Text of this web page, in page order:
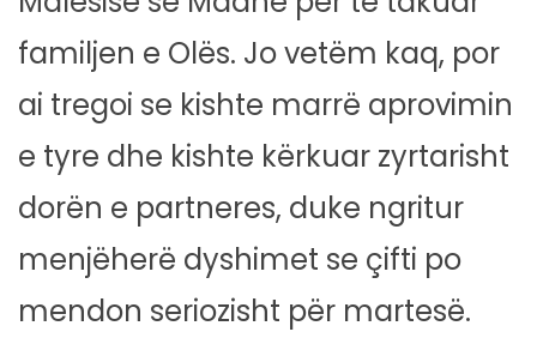
familjen e Olës. Jo vetëm kaq, por
ai tregoi se kishte marrë aprovimin
e tyre dhe kishte kërkuar zyrtarisht
dorën e partneres, duke ngritur
menjëherë dyshimet se çifti po
mendon seriozisht për martesë.